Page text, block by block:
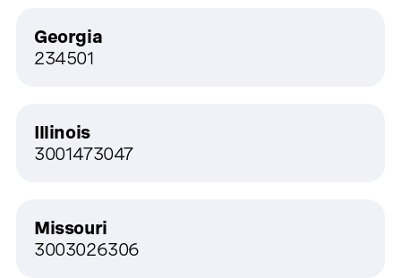
Georgia
234501
Illinois
3001473047‍
Missouri
3003026306